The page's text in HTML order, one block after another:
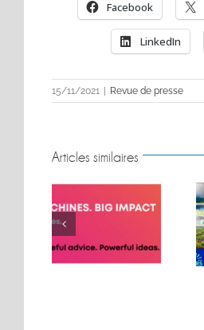
Facebook
LinkedIn
15/11/2021 | Revue de presse
Articles similaires